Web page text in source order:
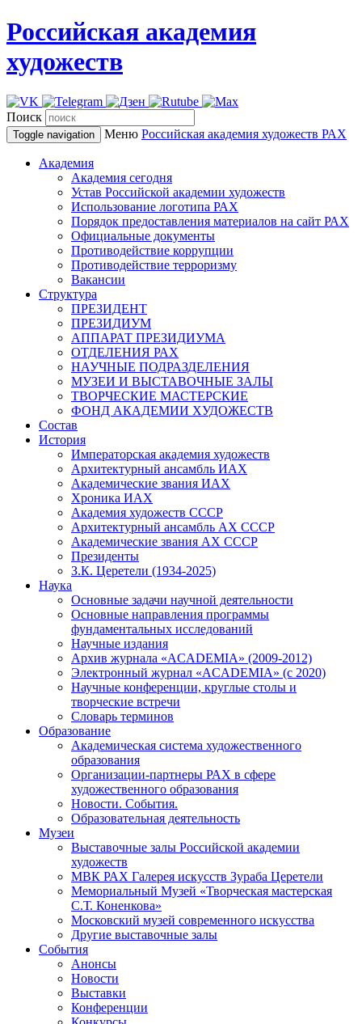
Российская академия
художеств
Поиск
Toggle navigation Меню Российская академия художеств РАХ
Академия
Академия сегодня
Устав Российской академии художеств
Использование логотипа РАХ
Порядок предоставления материалов на сайт РАХ
Официальные документы
Противодействие коррупции
Противодействие терроризму
Вакансии
Структура
ПРЕЗИДЕНТ
ПРЕЗИДИУМ
АППАРАТ ПРЕЗИДИУМА
ОТДЕЛЕНИЯ РАХ
НАУЧНЫЕ ПОДРАЗДЕЛЕНИЯ
МУЗЕИ И ВЫСТАВОЧНЫЕ ЗАЛЫ
ТВОРЧЕСКИЕ МАСТЕРСКИЕ
ФОНД АКАДЕМИИ ХУДОЖЕСТВ
Состав
История
Императорская академия художеств
Архитектурный ансамбль ИАХ
Академические звания ИАХ
Хроника ИАХ
Академия художеств СССР
Архитектурный ансамбль АХ СССР
Академические звания АХ СССР
Президенты
З.К. Церетели (1934-2025)
Наука
Основные задачи научной деятельности
Основные направления программы
фундаментальных исследований
Научные издания
Архив журнала «ACADEMIA» (2009-2012)
Электронный журнал «ACADEMIA» (с 2020)
Научные конференции, круглые столы и
творческие встречи
Словарь терминов
Образование
Академическая система художественного
образования
Организации-партнеры РАХ в сфере
художественного образования
Новости. События.
Образовательная деятельность
Музеи
Выставочные залы Российской академии
художеств
МВК РАХ Галерея искусств Зураба Церетели
Мемориальный Музей «Творческая мастерская
С.Т. Коненкова»
Московский музей современного искусства
Другие выставочные залы
События
Анонсы
Новости
Выставки
Конференции